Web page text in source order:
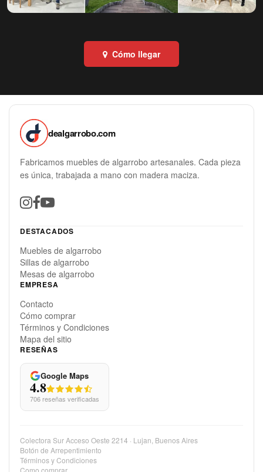
Cómo llegar
dealgarrobo.com
Fabricamos muebles de algarrobo artesanales. Cada pieza
es única, trabajada a mano con madera maciza.
DESTACADOS
Muebles de algarrobo
Sillas de algarrobo
Mesas de algarrobo
EMPRESA
Contacto
Cómo comprar
Términos y Condiciones
Mapa del sitio
RESEÑAS
Google Maps
4.8
706 reseñas verificadas
Colectora Sur Acceso Oeste 2214 · Lujan, Buenos Aires
Botón de Arrepentimiento
Términos y Condiciones
Como comprar